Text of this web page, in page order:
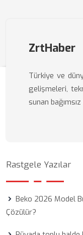
ZrtHaber
Türkiye ve
gelişmeleri,
sunan
Rastgele Yazılar
Beko 2026 Model
Çözülür?